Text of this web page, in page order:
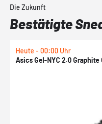
Die Zukunft
Bestätigte
Heute - 00:00 Uhr
Asics Gel-NYC 2.0 Graphite